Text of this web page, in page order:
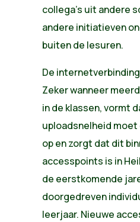
collega’s uit andere
andere initiatieven
buiten de lesuren.
De
Zeker wanneer
in de klassen, vormt
uploadsnelheid
op en zorgt dat dit
accesspoints is in
de eerstkomende
doorgedreven
leerjaar. Nieuwe